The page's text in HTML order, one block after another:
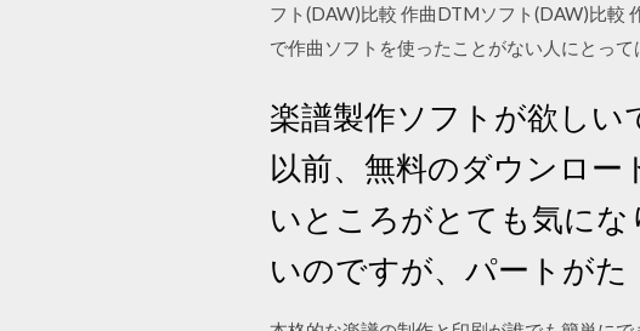
フト(DAW)比較 作曲DTMソフト(DAW)比較
で作曲ソフトを使ったことがない人にとっ
楽譜製作ソフトが欲しい
以前、無料のダウンロ
いところがとても気に
いのですが、パートがた